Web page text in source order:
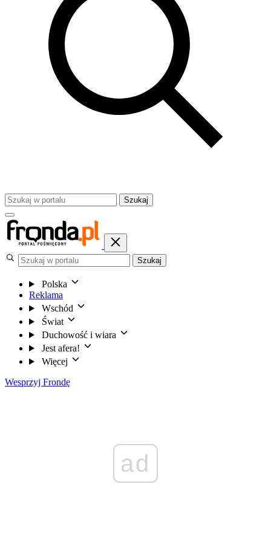
Szukaj
Szukaj
Polska
Reklama
Wschód
Świat
Duchowość i wiara
Jest afera!
Więcej
Wesprzyj Frondę
ad